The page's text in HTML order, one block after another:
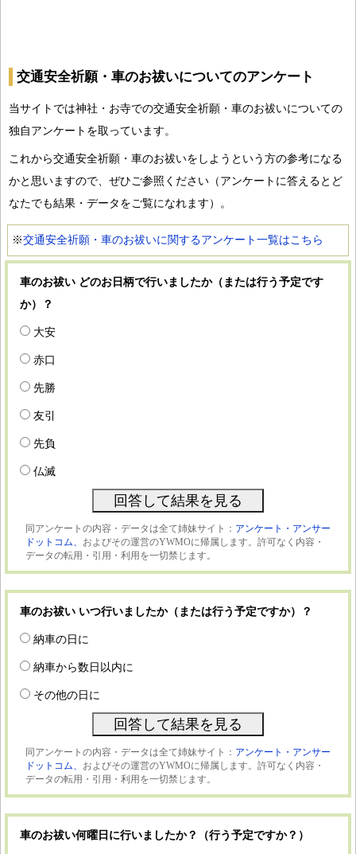
交通安全祈願・車のお祓いについてのアンケート
当サイトでは神社・お寺での交通安全祈願・車のお祓いについての
独自アンケートを取っています。
これから交通安全祈願・車のお祓いをしようという方の参考になる
かと思いますので、ぜひご参照ください（アンケートに答えるとど
なたでも結果・データをご覧になれます）。
※交通安全祈願・車のお祓いに関するアンケート一覧はこちら
車のお祓い どのお日柄で行いましたか（または行う予定です
か）？
大安
赤口
先勝
友引
先負
仏滅
同アンケートの内容・データは全て姉妹サイト： アンケート・アンサー
ドットコム、 およびその運営のYWMOに帰属します。許可なく内容・
データの転用・引用・利用を一切禁じます。
車のお祓い いつ行いましたか（または行う予定ですか）？
納車の日に
納車から数日以内に
その他の日に
同アンケートの内容・データは全て姉妹サイト： アンケート・アンサー
ドットコム、 およびその運営のYWMOに帰属します。許可なく内容・
データの転用・引用・利用を一切禁じます。
車のお祓い何曜日に行いましたか？（行う予定ですか？）